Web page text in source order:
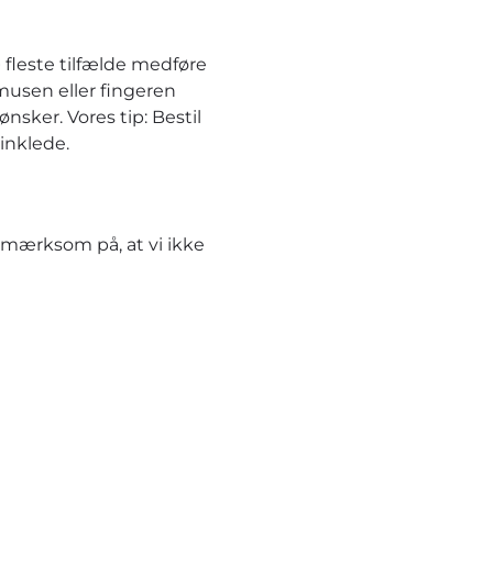
fleste tilfælde medføre
eller fingeren
Vores tip: Bestil
på, at vi ikke